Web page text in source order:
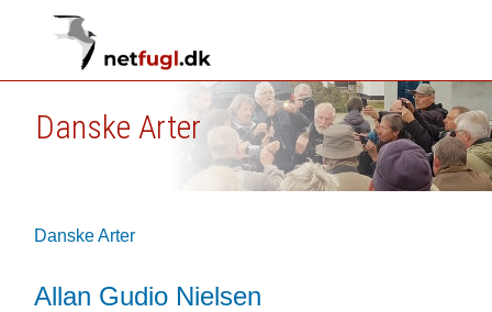
Danske Arter
Danske Arter
Allan Gudio Nielsen